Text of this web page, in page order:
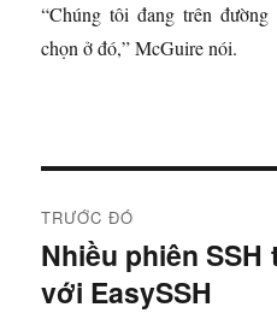
“Chúng tôi đang trên
chọn ở đó,” McGuire nói.
i
ề
TRƯỚC ĐÓ
B
à
Nhiều phiên
với EasySSH